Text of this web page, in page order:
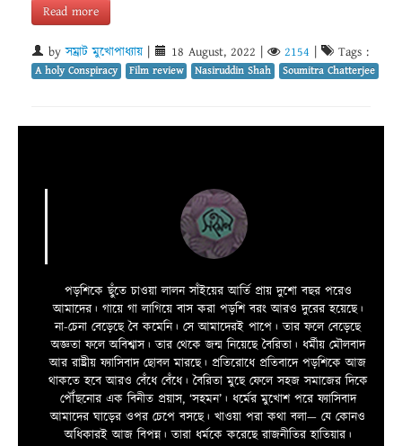
Read more
byসম্রাট মুখোপাধ্যায় 18 August, 2022 2154 Tags :
A holy Conspiracy Film review Nasiruddin Shah Soumitra Chatterjee
পড়শিকে ছুঁতে চাওয়া লালন সাঁইয়ের আর্তি প্রায় দুশো বছর পরেও
আমাদের। গায়ে গা লাগিয়ে বাস করা পড়শি বরং আরও দুরের হয়েছে।
না-চেনা বেড়েছে বৈ কমেনি। সে আমাদেরই পাপে। তার ফলে বেড়েছে
অজ্ঞতা ফলে অবিশ্বাস। তার থেকে জন্ম নিয়েছে বৈরিতা। ধর্মীয় মৌলবাদ
আর রাষ্ট্রীয় ফ্যাসিবাদ ছোবল মারছে। প্রতিরোধে প্রতিবাদে পড়শিকে আজ
থাকতে হবে আরও বেঁধে বেঁধে। বৈরিতা মুছে ফেলে সহজ সমাজের দিকে
পৌঁছনোর এক বিনীত প্রয়াস, ‘সহমন’। ধর্মের মুখোশ পরে ফ্যাসিবাদ
আমাদের ঘাড়ের ওপর চেপে বসছে। খাওয়া পরা কথা বলা—­­ যে কোনও
অধিকারই আজ বিপন্ন। তারা ধর্মকে করেছে রাজনীতির হাতিয়ার।